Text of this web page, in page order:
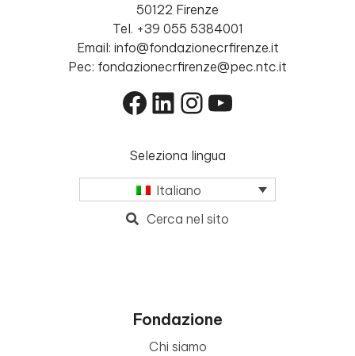
50122 Firenze
Tel. +39 055 5384001
Email: info@fondazionecrfirenze.it
Pec: fondazionecrfirenze@pec.ntc.it
Facebook
LinkedIn
Instagram
YouTube
Seleziona lingua
Italiano
Cerca nel sito
Fondazione
Chi siamo